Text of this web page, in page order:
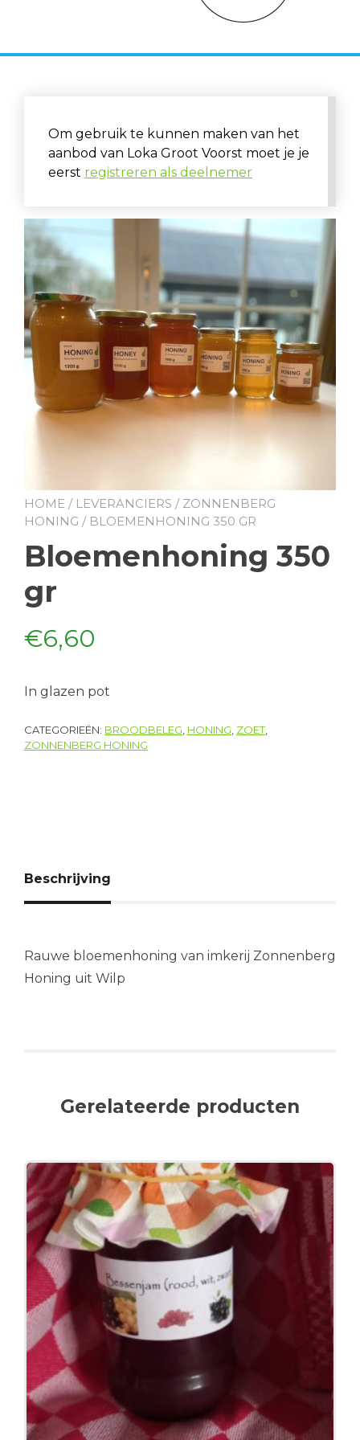
Om gebruik te kunnen maken van het
aanbod van Loka Groot Voorst moet je je
eerst registreren als deelnemer
HOME / LEVERANCIERS / ZONNENBERG
HONING / BLOEMENHONING 350 GR
Bloemenhoning 350
gr
€6,60
In glazen pot
CATEGORIEËN: BROODBELEG, HONING, ZOET,
ZONNENBERG HONING
Beschrijving
Rauwe bloemenhoning van imkerij Zonnenberg
Honing uit Wilp
Gerelateerde producten